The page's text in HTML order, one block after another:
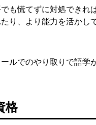
も慌てずに対処できれ
り、より能力を活かし
ルでのやり取りで語学
格